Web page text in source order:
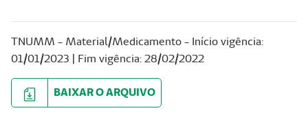
TNUMM - Material/Medicamento - Início vigência:
01/01/2023 | Fim vigência: 28/02/2022
BAIXAR O ARQUIVO